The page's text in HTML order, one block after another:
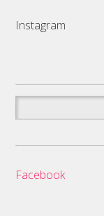
Instagram
Szukaj:
Facebook